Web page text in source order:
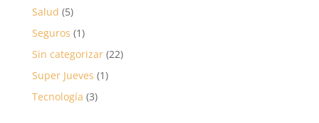
Salud (5)
Seguros (1)
Sin categorizar(22)
Super Jueves (1)
Tecnología (3)